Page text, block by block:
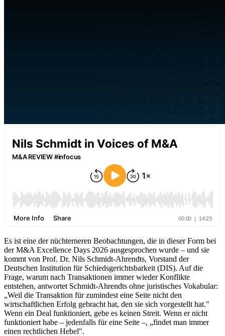
Es ist eine der nüchterneren Beobachtungen, die in dieser Form bei
der M&A Excellence Days 2026 ausgesprochen wurde – und sie
kommt von Prof. Dr. Nils Schmidt-Ahrendts, Vorstand der
Deutschen Institution für Schiedsgerichtsbarkeit (DIS). Auf die
Frage, warum nach Transaktionen immer wieder Konflikte
entstehen, antwortet Schmidt-Ahrendts ohne juristisches Vokabular:
„Weil die Transaktion für zumindest eine Seite nicht den
wirtschaftlichen Erfolg gebracht hat, den sie sich vorgestellt hat."
Wenn ein Deal funktioniert, gebe es keinen Streit. Wenn er nicht
funktioniert habe – jedenfalls für eine Seite –, „findet man immer
einen rechtlichen Hebel".